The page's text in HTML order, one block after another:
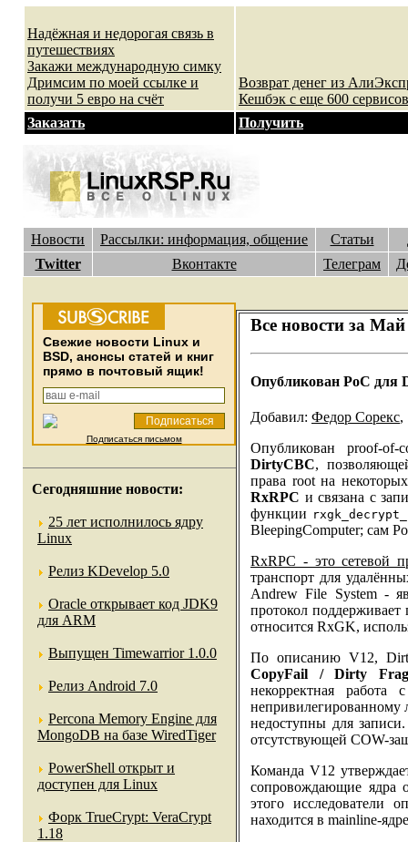
Надёжная и недорогая связь в
путешествиях
Закажи международную симку
Дримсим по моей ссылке и
получи 5 евро на счёт
Возврат денег из
Кешбэк с еще 600
Заказать
Получить
Новости Рассылки: информация, общение Статьи
Twitter
Вконтакте Телеграм
Cвежие новости Linux и
BSD, анонсы статей и книг
прямо в почтовый ящик!
Подписаться письмом
Сегодняшние новости:
25 лет исполнилось ядру
Linux
Релиз KDevelop 5.0
Oracle открывает код JDK9
для ARM
Выпущен Timewarrior 1.0.0
Релиз Android 7.0
Percona Memory Engine для
MongoDB на базе WiredTiger
PowerShell открыт и
доступен для Linux
Форк TrueCrypt: VeraCrypt
1.18
Все новости за
Опубликован PoC для
Добавил: Федор Сорекс,
Опубликован proof-
DirtyCBC,
права root на
RxRPC и связана с
функции
BleepingComputer; сам
RxRPC - это сетевой
транспорт для
Andrew File System -
протокол
относится RxGK,
По описанию V12,
CopyFail / Dirty
некорректная
непривилегированному
недоступны для
отсутствующей COW-
Команда V12
сопровождающие ядра
этого исследователи
находится в mainline-